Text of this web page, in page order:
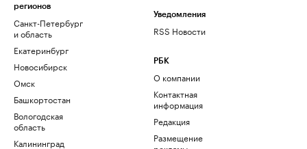
регионов
Санкт-Петербург
и область
Екатеринбург
Новосибирск
Омск
Башкортостан
Вологодская
область
Калининград
Уведомления
RSS Новости
РБК
О компании
Контактная
информация
Редакция
Размещение